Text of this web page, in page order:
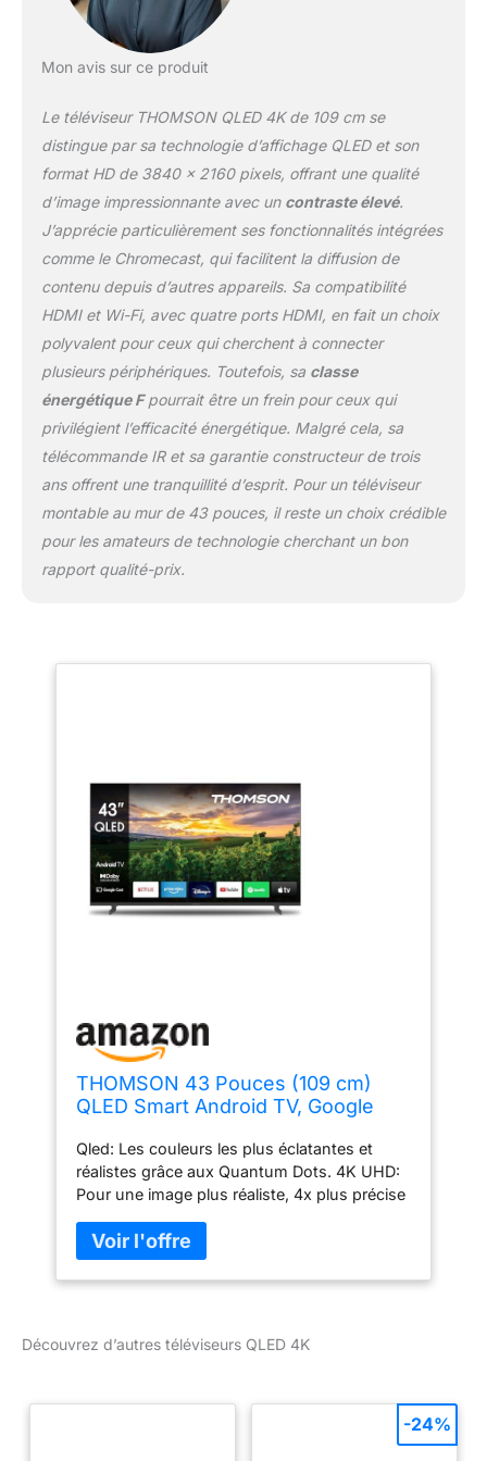
pour une image plus réaliste en HDR. Triple
tuner: Recevez la TV par TNT, câble ou
encore satellite, sans matériel
supplémentaire. Garantie prolongée: Garantie
fiabilité. Support mural VESA (non inclus)
200x200
Mon avis sur ce produit
Le téléviseur THOMSON QLED 4K de 109 cm se
distingue par sa technologie d’affichage QLED et son
format HD de 3840 x 2160 pixels, offrant une qualité
d’image impressionnante avec un contraste élevé.
J’apprécie particulièrement ses fonctionnalités intégrées
comme le Chromecast, qui facilitent la diffusion de
contenu depuis d’autres appareils. Sa compatibilité
HDMI et Wi-Fi, avec quatre ports HDMI, en fait un choix
polyvalent pour ceux qui cherchent à connecter
plusieurs périphériques. Toutefois, sa classe
énergétique Fpourrait être un frein pour ceux qui
privilégient l’efficacité énergétique. Malgré cela, sa
télécommande IR et sa garantie constructeur de trois
ans offrent une tranquillité d’esprit. Pour un téléviseur
montable au mur de 43 pouces, il reste un choix crédible
pour les amateurs de technologie cherchant un bon
rapport qualité-prix.
THOMSON 43 Pouces (109 cm)
QLED Smart Android TV, Google
Bluetooth, Triple-Tuner
(Câble/Satellite/Antenne), HDMI,
CI+, A+ Panneau – 43QA2S13
Qled: Les couleurs les plus éclatantes et
réalistes grâce aux Quantum Dots. 4K UHD:
Pour une image plus réaliste, 4x plus précise
plus complet donnant accès à de
nombreuses applications. Design sans
cadre: Un design élégant et moderne, sans
pour la meilleure image. Assistant Vocal
pour contrôler votre TV. Télécommande
tous vos boutons, même dans la pénombre.
Découvrez d’autres téléviseurs QLED 4K
-24%